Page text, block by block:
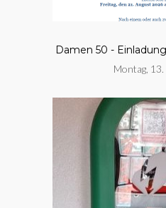
Damen 50 -
Montag,